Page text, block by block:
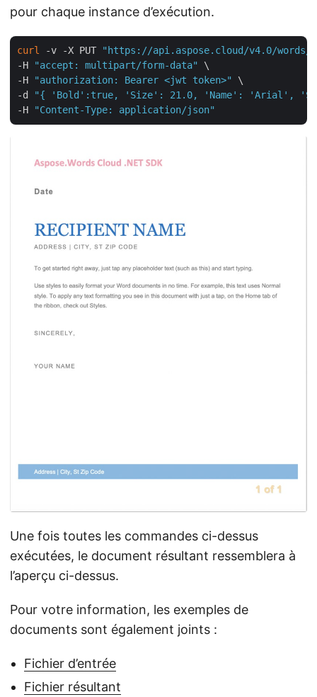
pour chaque instance d’exécution.
curl -v -X PUT
"https://api.aspose.cloud/v4.0/words/
-H
"accept: multipart/form-data"
\
-H
"authorization: Bearer <jwt token>"
\
-d
"{ 'Bold':true, 'Size': 21.0, 'Name': 'Arial',
-H
"Content-Type: application/json"
Une fois toutes les commandes ci-dessus
exécutées, le document résultant ressemblera à
l’aperçu ci-dessus.
Pour votre information, les exemples de
documents sont également joints :
Fichier d’entrée
Fichier résultant